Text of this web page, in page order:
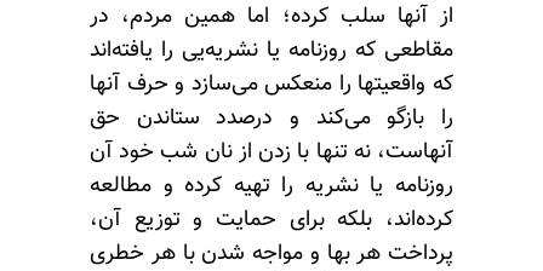
از آنها سلب کرده؛ اما همین مردم، در
مقاطعی که روزنامه یا نشریه‌یی را یافته‌اند
که واقعیتها را منعکس می‌سازد و حرف آنها
را بازگو می‌کند و درصدد ستاندن حق
آنهاست، نه تنها با زدن از نان شب خود آن
روزنامه یا نشریه را تهیه کرده و مطالعه
کرده‌اند، بلکه برای حمایت و توزیع آن،
پرداخت هر بها و مواجه شدن با هر خطری